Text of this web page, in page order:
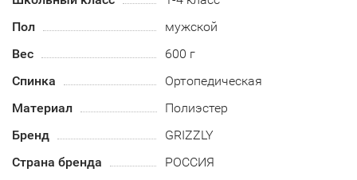
Пол
мужской
Вес
600 г
Спинка
Ортопедическая
Материал
Полиэстер
Бренд
GRIZZLY
Страна бренда
РОССИЯ